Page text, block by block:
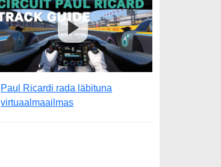
Paul Ricardi rada läbituna
virtuaalmaailmas